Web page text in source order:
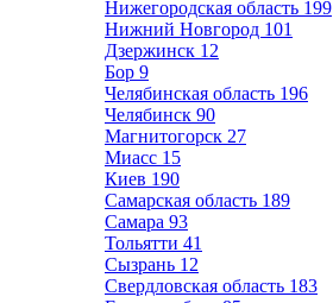
Нижегородская область 199
Нижний Новгород 101
Дзержинск 12
Бор 9
Челябинская область 196
Челябинск 90
Магнитогорск 27
Миасс 15
Киев 190
Самарская область 189
Самара 93
Тольятти 41
Сызрань 12
Свердловская область 183